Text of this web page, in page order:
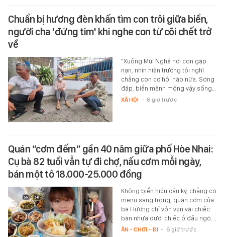
Chuẩn bị hương đèn khấn tìm con trôi giữa biển,
người cha 'đứng tim' khi nghe con từ cõi chết trở
về
"Xuống Mũi Nghê nơi con gặp
nạn, nhìn hiện trường tôi nghĩ
chẳng còn cơ hội nào nữa. Sóng
đập, biển mênh mông vậy sống…
XÃ HỘI - 6 giờ trước
Quán “cơm đếm” gần 40 năm giữa phố Hòe Nhai:
Cụ bà 82 tuổi vẫn tự đi chợ, nấu cơm mỗi ngày,
bán một tô 18.000-25.000 đồng
Không biển hiệu cầu kỳ, chẳng có
menu sang trọng, quán cơm của
bà Hương chỉ vỏn vẹn vài chiếc
bàn nhựa dưới chiếc ô đầu ngõ.…
ĂN - CHƠI - ĐI - 6 giờ trước